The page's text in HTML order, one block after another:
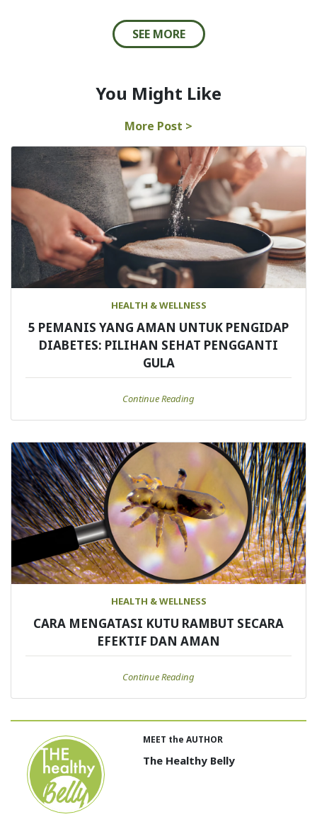
SEE MORE
You Might Like
More Post >
HEALTH & WELLNESS
5 PEMANIS YANG AMAN UNTUK PENGIDAP
DIABETES: PILIHAN SEHAT PENGGANTI
GULA
Continue Reading
HEALTH & WELLNESS
CARA MENGATASI KUTU RAMBUT SECARA
EFEKTIF DAN AMAN
Continue Reading
MEET the AUTHOR
The Healthy Belly